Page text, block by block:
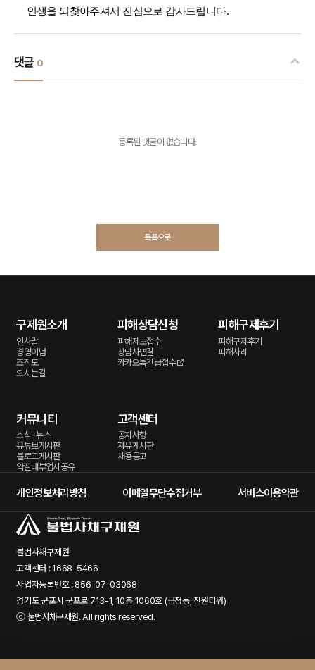
인생을 되찾아주셔서 진심으로 감사드립니다.
댓글 0
등록된 댓글이 없습니다.
목록으로
구제원소개
인사말
경영이념
조직도
오시는길
피해상담신청
피해제보접수
상담사연결
카카오톡긴급접수
피해구제후기
피해구제후기
피해사례
커뮤니티
소식 · 뉴스
유튜브게시판
블로그게시판
악질대부업자공유
고객센터
공지사항
자유게시판
채용공고
개인정보처리방침 이메일무단수집거부 서비스이용약관
불법사채구제원
고객센터 : 1668-5466
사업자등록번호 : 856-07-03068
경기도 군포시 군포로 713-1, 10층 1060호 (금정동, 진원타워)
ⓒ 불법사채구제원. All rights reserved.